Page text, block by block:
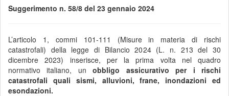
Suggerimento n. 58/8 del 23 gennaio 2024
L’articolo 1, commi 101-111 (Misure in materia di rischi
catastrofali) della legge di Bilancio 2024 (L. n. 213 del 30
dicembre 2023) inserisce, per la prima volta nel quadro
normativo italiano, unobbligo assicurativo per i rischi
catastrofali quali sismi, alluvioni, frane, inondazioni ed
esondazioni.